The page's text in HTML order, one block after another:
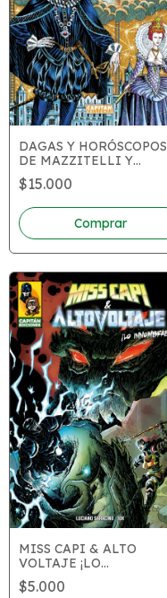
DAGAS Y HORÓSCOPOS
DE MAZZITELLI Y
ALCATENA
$15.000
MISS CAPI & ALTO
VOLTAJE ¡LO
INNOMBRABLE!
$5.000